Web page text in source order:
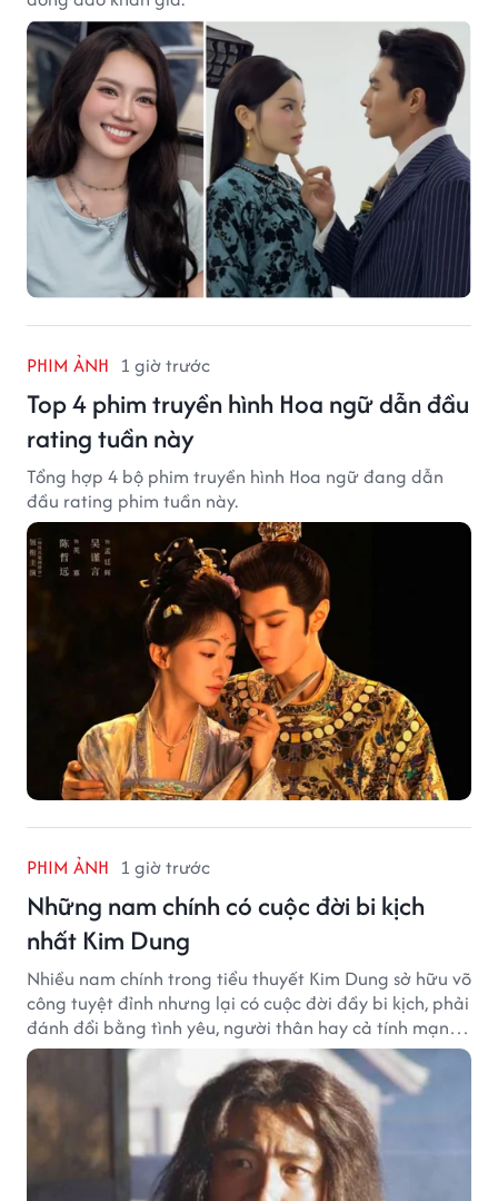
PHIM ẢNH 1 giờ trước
Top 4 phim truyền hình Hoa ngữ dẫn đầu
rating tuần này
Tổng hợp 4 bộ phim truyền hình Hoa ngữ đang dẫn
đầu rating phim tuần này.
PHIM ẢNH 1 giờ trước
Những nam chính có cuộc đời bi kịch
nhất Kim Dung
Nhiều nam chính trong tiểu thuyết Kim Dung sở hữu võ
công tuyệt đỉnh nhưng lại có cuộc đời đầy bi kịch, phải
đánh đổi bằng tình yêu, người thân hay cả tính mạng,
khiến độc giả không khỏi tiếc nuối.